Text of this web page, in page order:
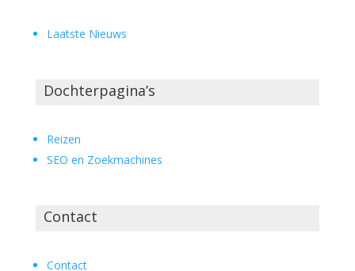
Laatste Nieuws
Dochterpagina’s
Reizen
SEO en Zoekmachines
Contact
Contact